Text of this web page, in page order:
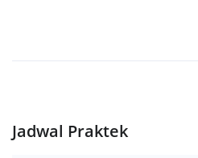
Jadwal Praktek